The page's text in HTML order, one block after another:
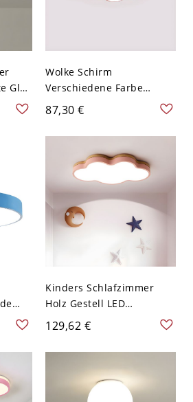
Glas
Wolke Schirm
Verschiedene Farbe
Deckenlampe
Kindesgarten Acryl LED 1-
Kopf Deckenleuchte - Rot
110V-120V 49,53 cm
87,30 €
Kinders Schlafzimmer
Holz Gestell LED
Deckenlampe Wolke
Metall Macaron Farbe
Schirm 1-Licht
110V-120V 52,07 cm
Weißlicht
129,62 €